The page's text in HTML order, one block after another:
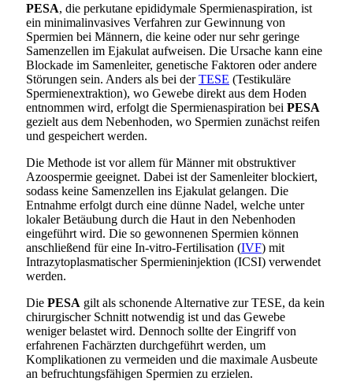
PESA, die perkutane epididymale Spermienaspiration, ist
ein minimalinvasives Verfahren zur Gewinnung von
Spermien bei Männern, die keine oder nur sehr geringe
Samenzellen im Ejakulat aufweisen. Die Ursache kann eine
Blockade im Samenleiter, genetische Faktoren oder andere
Störungen sein. Anders als bei derTESE (Testikuläre
Spermienextraktion), wo Gewebe direkt aus dem Hoden
entnommen wird, erfolgt die Spermienaspiration bei PESA
gezielt aus dem Nebenhoden, wo Spermien zunächst reifen
und gespeichert werden.
Die Methode ist vor allem für Männer mit obstruktiver
Azoospermie geeignet. Dabei ist der Samenleiter blockiert,
sodass keine Samenzellen ins Ejakulat gelangen. Die
Entnahme erfolgt durch eine dünne Nadel, welche unter
lokaler Betäubung durch die Haut in den Nebenhoden
eingeführt wird. Die so gewonnenen Spermien können
anschließend für eine In-vitro-Fertilisation (IVF) mit
Intrazytoplasmatischer Spermieninjektion (ICSI) verwendet
werden.
Die PESA gilt als schonende Alternative zur TESE, da kein
chirurgischer Schnitt notwendig ist und das Gewebe
weniger belastet wird. Dennoch sollte der Eingriff von
erfahrenen Fachärzten durchgeführt werden, um
Komplikationen zu vermeiden und die maximale Ausbeute
an befruchtungsfähigen Spermien zu erzielen.